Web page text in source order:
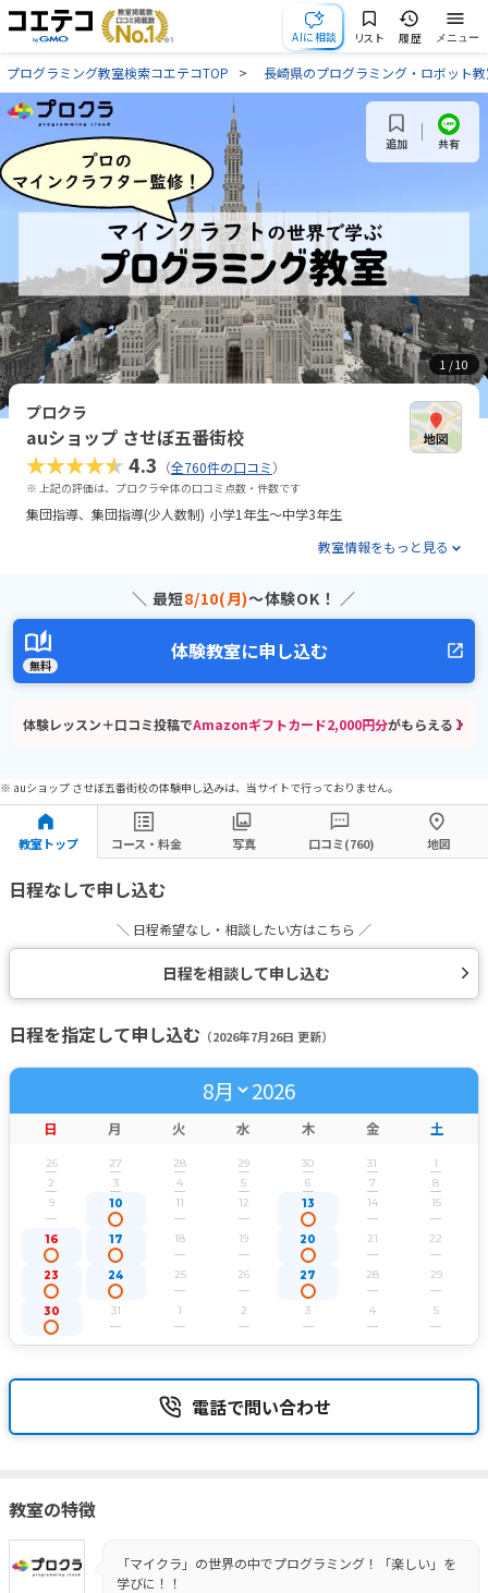
AIに相談 リスト 履歴 メニュー
プログラミング教室検索コエテコTOP 長崎県のプログラミング・ロボット
1 / 10
追加 共有
プロクラ
auショップ させぼ五番街校
★★★★★4.3 （全760件の口コミ）
※ 上記の評価は、プロクラ全体の口コミ点数・件数です
集団指導 集団指導(少人数制) 小学1年生～中学3年生
教室情報をもっと見る
＼ 最短8/10(月)〜体験OK！ ／
無料
体験教室に申し込む
体験レッスン＋口コミ投稿でAmazonギフトカード2,000円分がもらえる！
※ auショップ させぼ五番街校の体験申し込みは、当サイトで行っておりません。
教室トップ コース・料金 写真 口コミ(760) 地図
日程なしで申し込む
＼ 日程希望なし・相談したい方はこちら ／
日程を相談して申し込む
日程を指定して申し込む （2026年7月26日 更新）
2026
日 月 火 水 木 金 土
26 27 28 29 30 31
1
2
3 4 5 6 7
8
9
10 11 12 13 14 15
16 17 18 19 20 21 22
23 24 25 26 27 28 29
30 31 1 2 3 4 5
電話で問い合わせ
教室の特徴
「マイクラ」の世界の中でプログラミング！「楽しい」を
学びに！！